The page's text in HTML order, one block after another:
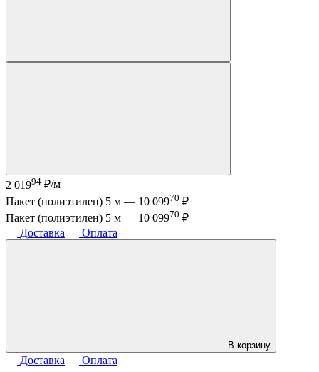
2 01994 ₽/м
Пакет (полиэтилен) 5 м — 10 09970 ₽
Пакет (полиэтилен) 5 м — 10 09970 ₽
Доставка
Оплата
В корзину
Доставка Оплата